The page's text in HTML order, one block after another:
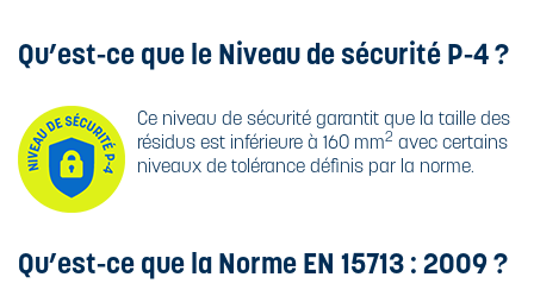
Qu’est-ce que le Niveau de sécurité P-4 ?
Ce niveau de sécurité garantit que la taille des
résidus est inférieure à 160 mm2 avec certains
niveaux de tolérance définis par la norme.
Qu’est-ce que la Norme EN 15713 : 2009 ?